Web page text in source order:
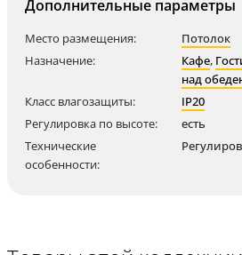
Дополнительные параметры
Место размещения:
Потолок
Назначение:
Кафе,
над
Класс влагозащиты:
IP20
Регулировка по высоте:
есть
Технические
особенности: